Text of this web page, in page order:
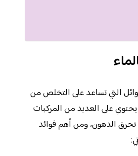
التي تساعد على التخلص من
يحتوي على العديد من المركبات
تحرق الدهون، ومن أهم فوائد